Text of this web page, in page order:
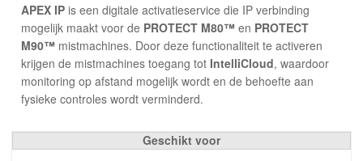
APEX IP is een digitale activatieservice die IP verbinding
mogelijk maakt voor de PROTECT M80™ en PROTECT
M90™ mistmachines. Door deze functionaliteit te activeren
krijgen de mistmachines toegang tot IntelliCloud, waardoor
monitoring op afstand mogelijk wordt en de behoefte aan
fysieke controles wordt verminderd.
Geschikt voor